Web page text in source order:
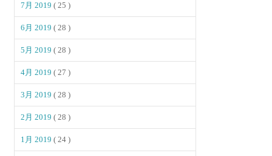
7月 2019( 25 )
6月 2019( 28 )
5月 2019( 28 )
4月 2019( 27 )
3月 2019( 28 )
2月 2019( 28 )
1月 2019( 24 )